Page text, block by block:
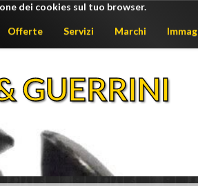
dei cookies sul tuo browser.
Offerte Servizi Marchi
GUERRINI